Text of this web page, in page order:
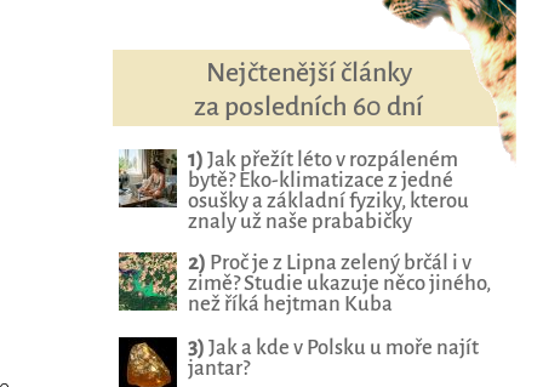
Nejčtenější články
za posledních 60 dní
1) Jak přežít léto v rozpáleném
bytě? Eko-klimatizace z jedné
osušky a základní fyziky, kterou
znaly už naše prababičky
2) Proč je z Lipna zelený brčál i v
zimě? Studie ukazuje něco jiného,
než říká hejtman Kuba
3) Jak a kde v Polsku u moře najít
jantar?